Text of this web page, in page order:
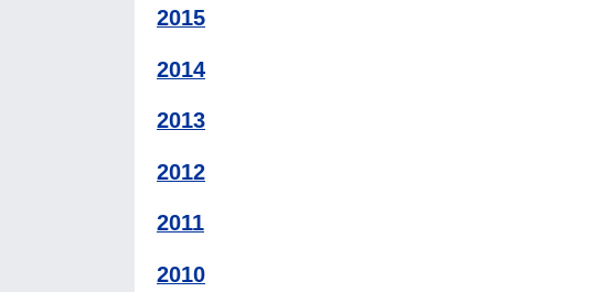
2015
2014
2013
2012
2011
2010